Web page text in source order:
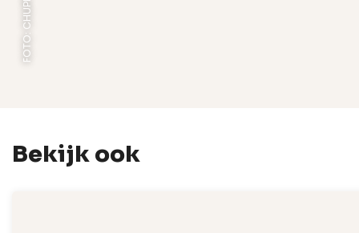
FOTO: CHUPITOS
Bekijk ook